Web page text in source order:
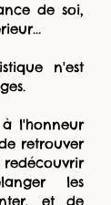
de soi,
n'est
l'honneur
retrouver
les
et de